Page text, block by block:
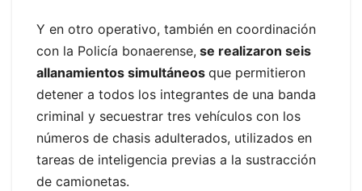
Y en otro operativo, también en coordinación
con la Policía bonaerense, se realizaron seis
allanamientos simultáneos que permitieron
detener a todos los integrantes de una banda
criminal y secuestrar tres vehículos con los
números de chasis adulterados, utilizados en
tareas de inteligencia previas a la sustracción
de camionetas.